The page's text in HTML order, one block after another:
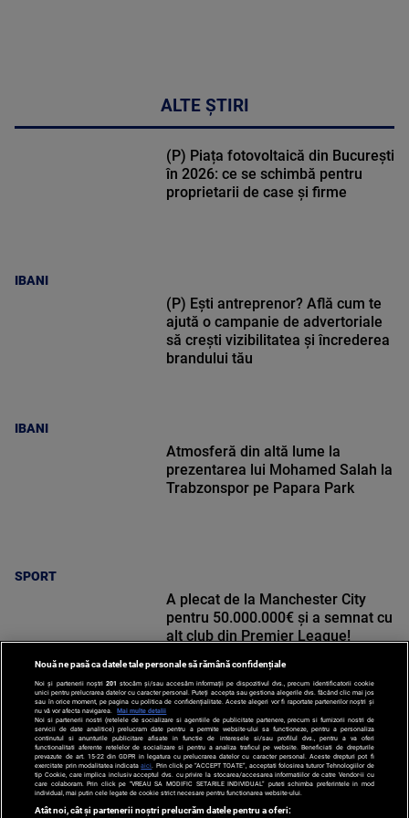
ALTE ȘTIRI
IBANI
(P) Piața fotovoltaică din București
în 2026: ce se schimbă pentru
proprietarii de case și firme
IBANI
(P) Ești antreprenor? Află cum te
ajută o campanie de advertoriale
să crești vizibilitatea și încrederea
brandului tău
SPORT
Atmosferă din altă lume la
prezentarea lui Mohamed Salah la
Trabzonspor pe Papara Park
SPORT
A plecat de la Manchester City
pentru 50.000.000€ și a semnat cu
alt club din Premier League!
Nouă ne pasă ca datele tale personale să rămână confidențiale
Noi și partenerii noștri 201 stocăm și/sau accesăm informații pe dispozitivul dvs., precum identificatorii cookie
unici pentru prelucrarea datelor cu caracter personal. Puteți accepta sau gestiona alegerile dvs. făcând clic mai jos
sau în orice moment, pe pagina cu politica de confidențialitate. Aceste alegeri vor fi raportate partenerilor noștri și
nu vă vor afecta navigarea.
Mai multe detalii
Noi si partenerii nostri (retelele de socializare si agentiile de publicitate partenere, precum si furnizorii nostri de
servicii de date analitice) prelucram date pentru a permite website-ului sa functioneze, pentru a personaliza
continutul si anunturile publicitare afisate in functie de interesele si/sau profilul dvs., pentru a va oferi
functionalitati aferente retelelor de socializare si pentru a analiza traficul pe website. Beneficiati de drepturile
prevazute de art. 15-22 din GDPR in legatura cu prelucrarea datelor cu caracter personal. Aceste drepturi pot fi
exercitate prin modalitatea indicataaici . Prin click pe “ACCEPT TOATE”, acceptati folosirea tuturor Tehnologiilor de
tip Cookie, care implica inclusiv acceptul dvs. cu privire la stocarea/accesarea informatiilor de catre Vendor-ii cu
care colaboram. Prin click pe “VREAU SA MODIFIC SETARILE INDIVIDUAL” puteti schimba preferintele in mod
individual, mai putin cele legate de cookie strict necesare pentru functionarea website-ului.
Atât noi, cât și partenerii noștri prelucrăm datele pentru a oferi: